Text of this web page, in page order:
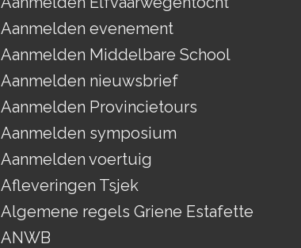
Aanmelden evenement
Aanmelden Middelbare School
Aanmelden nieuwsbrief
Aanmelden Provincietours
Aanmelden symposium
Aanmelden voertuig
Afleveringen Tsjek
Algemene regels Griene Estafette
ANWB